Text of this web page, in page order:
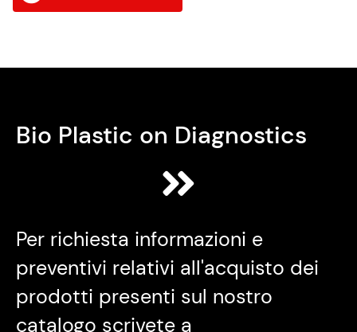
Bio Plastic on Diagnostics
Per richiesta informazioni e
preventivi relativi all'acquisto dei
prodotti presenti sul nostro
catalogo scrivete a